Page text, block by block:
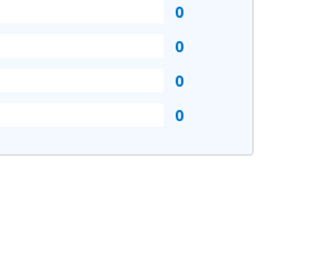
0
0
0
0